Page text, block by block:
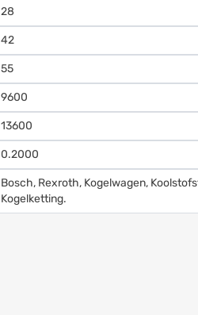
28
42
55
9600
13600
0.2000
Bosch, Rexroth, Kogelwagen,
Kogelketting.